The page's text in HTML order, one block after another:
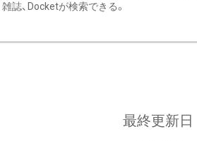
雑誌、Docketが検索できる。
最終更新日